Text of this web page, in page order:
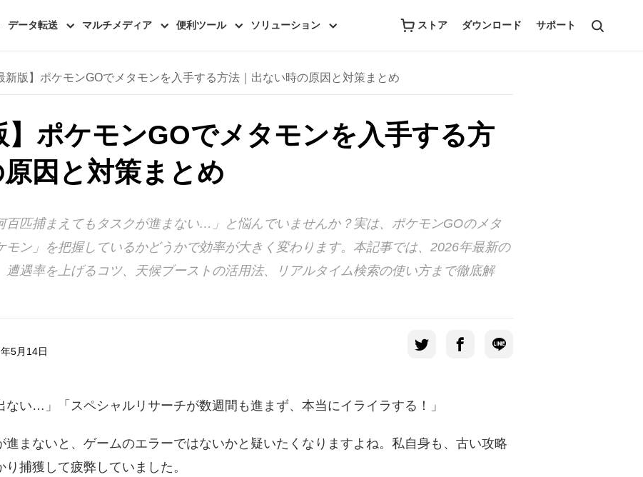
ストア ダウンロード サポート
データ転送 マルチメディア 便利ツール ソリューション
新版】ポケモンGOでメタモンを入手する方法｜出ない時の原因と対策まとめ
】ポケモンGOでメタモンを入手する方
因と対策まとめ
百匹捕まえてもタスクが進まない…」と悩んでいませんか？実は、ポケモンGOのメタ
モン」を把握しているかどうかで効率が大きく変わります。本記事では、2026年最新の
遭遇率を上げるコツ、天候ブーストの活用法、リアルタイム検索の使い方まで徹底解
5月14日
ない…」「スペシャルリサーチが数週間も進まず、本当にイライラする！」
まないと、ゲームのエラーではないかと疑いたくなりますよね。私自身も、古い攻略
捕獲して疲弊していました。